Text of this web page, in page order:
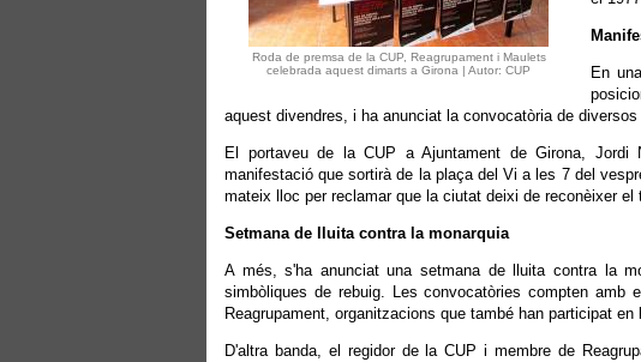
Roda de premsa de la CUP, Reagrupament i Maulets
celebrada aquest dimarts a Girona | Autor: CUP
En
aquest divendres, i ha anunciat la convocatòria de
El portaveu de la CUP a Ajuntament de Girona,
manifestació que sortirà de la plaça del Vi a les 7 del
mateix lloc per reclamar que la ciutat deixi de reconèixer
Setmana de lluita contra la monarquia
A més, s'ha anunciat una setmana de lluita contra la
simbòliques de rebuig. Les convocatòries compten
Reagrupament, organitzacions que també han participat en
D'altra banda, el regidor de la CUP i membre de